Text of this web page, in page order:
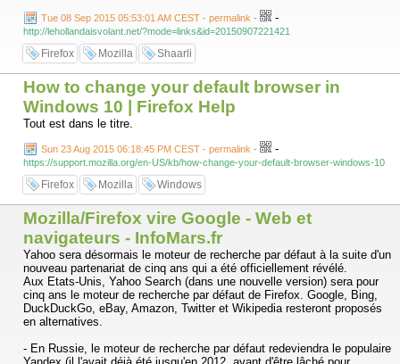
Tue 08 Sep 2015 05:53:01 AM CEST - permalink - -
http://lehollandaisvolant.net/?mode=links&id=20150907221421
Firefox Mozilla Shaarli
How to change your default browser in
Windows 10 | Firefox Help
Tout est dans le titre.
Sun 23 Aug 2015 06:18:45 PM CEST - permalink - -
https://support.mozilla.org/en-US/kb/how-change-your-default-browser-windows-10
Firefox Mozilla Windows
Mozilla/Firefox vire Google - Web et
navigateurs - InfoMars.fr
Yahoo sera désormais le moteur de recherche par défaut à la suite d'un
nouveau partenariat de cinq ans qui a été officiellement révélé.
Aux Etats-Unis, Yahoo Search (dans une nouvelle version) sera pour
cinq ans le moteur de recherche par défaut de Firefox. Google, Bing,
DuckDuckGo, eBay, Amazon, Twitter et Wikipedia resteront proposés
en alternatives.
- En Russie, le moteur de recherche par défaut redeviendra le populaire